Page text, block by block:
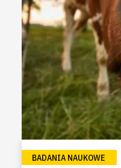
BADANIA NAUKOWE